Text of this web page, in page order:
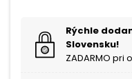
Rýchle
Slovensku!
ZADARMO